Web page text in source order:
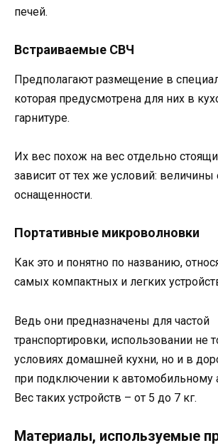
печей.
Встраиваемые СВЧ
Предполагают размещение в
которая предусмотрена для них в
гарнитуре.
Их вес похож на вес отдельно
зависит от тех же условий: величины
оснащенности.
Портативные микроволновки
Как это и понятно по названию,
самых компактных и легких
Ведь они предназначены для частой
транспортировки, использовании не
условиях домашней кухни, но и в
при подключении к автомобильному
Вес таких устройств – от 5 до 7 кг.
Материалы, используемые